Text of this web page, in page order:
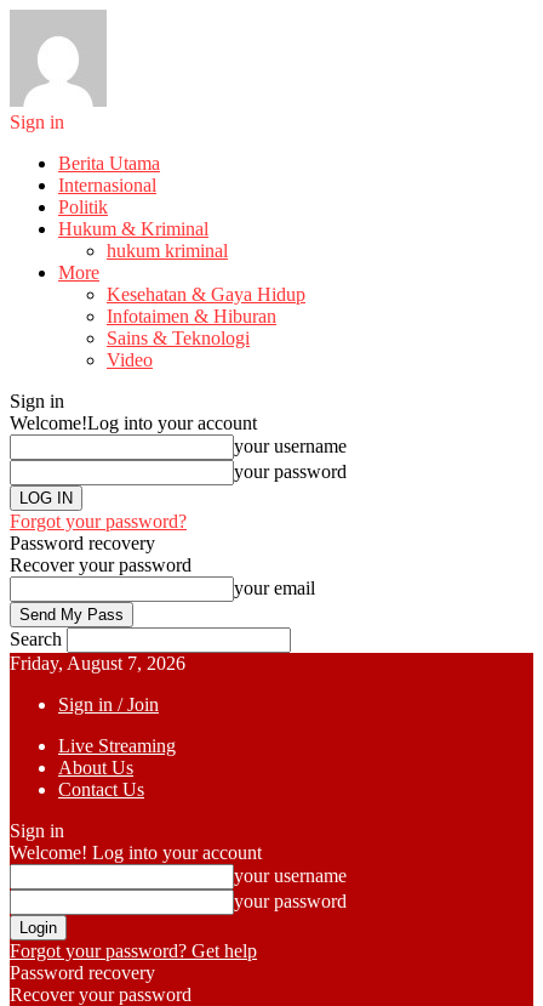
Sign in
Berita Utama
Internasional
Politik
Hukum & Kriminal
hukum kriminal
More
Kesehatan & Gaya Hidup
Infotaimen & Hiburan
Sains & Teknologi
Video
Sign in
Welcome!Log into your account
your username
your password
Forgot your password?
Password recovery
Recover your password
your email
Search
Friday, August 7, 2026
Sign in / Join
Live Streaming
About Us
Contact Us
Sign in
Welcome! Log into your account
your username
your password
Forgot your password? Get help
Password recovery
Recover your password